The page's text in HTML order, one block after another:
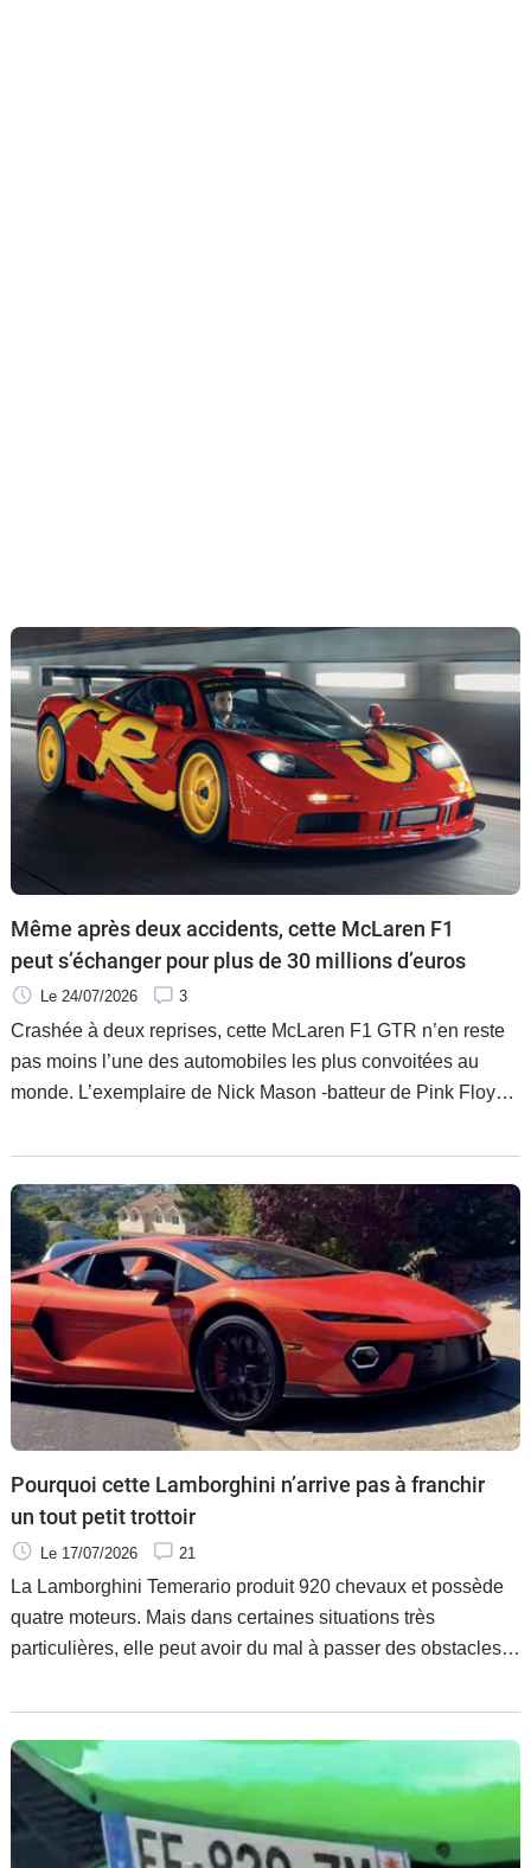
Même après deux accidents, cette McLaren F1
peut s’échanger pour plus de 30 millions d’euros
Le 24/07/2026 3
Crashée à deux reprises, cette McLaren F1 GTR n’en reste
pas moins l’une des automobiles les plus convoitées au
monde. L’exemplaire de Nick Mason -batteur de Pink Floyd-
enchères par RM Sotheby's.
Pourquoi cette Lamborghini n’arrive pas à franchir
un tout petit trottoir
Le 17/07/2026 21
La Lamborghini Temerario produit 920 chevaux et possède
quatre moteurs. Mais dans certaines situations très
particulières, elle peut avoir du mal à passer des obstacles